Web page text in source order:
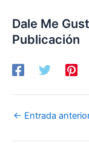
Dale Me
Publicación
← Entrada